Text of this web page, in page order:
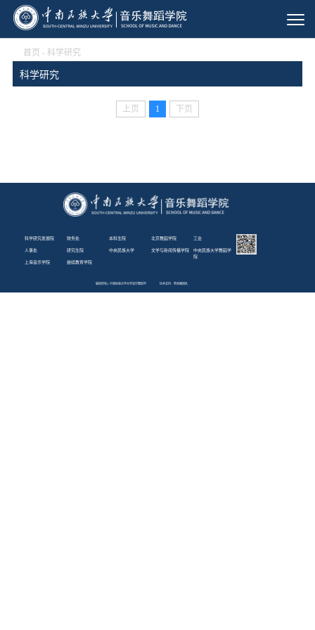
科学研究
首页 - 科学研究
上页 1 下页
科学研究发展院 财务处 本科生院 北京舞蹈学院 工会
人事处 研究生院 中央民族大学 文学与新闻传播学院
中央民族大学舞蹈学
院
上海音乐学院
继续教育学院
版权所有© 中南民族大学大学音乐舞蹈学 技术支持：新思路团队